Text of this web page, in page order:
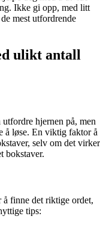
Ikke gi opp, med litt
mest utfordrende
ulikt antall
hjernen på, men
å løse. En viktig faktor å
selv om det virker
bokstaver.
finne det riktige ordet,
tips: